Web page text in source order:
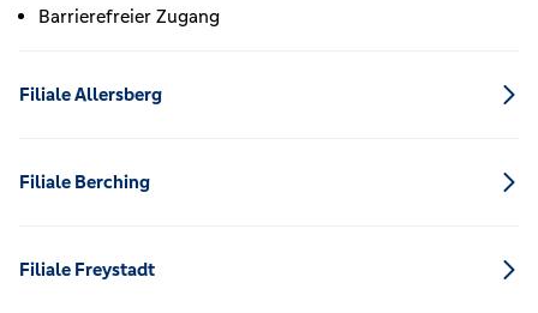
Barrierefreier Zugang
Filiale Allersberg
Filiale Berching
Filiale Freystadt